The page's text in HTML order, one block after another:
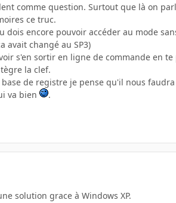
comme question. Surtout que là on
ce truc.
dois encore pouvoir accéder au mode
avait changé au SP3)
s'en sortir en ligne de commande en
la clef.
de registre je pense qu'il nous
va bien
.
solution grace à Windows XP.